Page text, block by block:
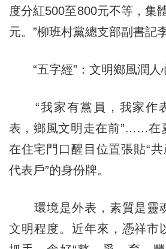
度分紅500至800元不等，集
元。”柳班村黨總支部副書記
“五字經”：文明鄉風潤人
“我家有黨員，我家作表
表，鄉風文明走在前”……在
在住宅門口醒目位置張貼“共
代表戶”的身份牌。
環境是外表，素質是靈
文明程度。近年來，憑祥市